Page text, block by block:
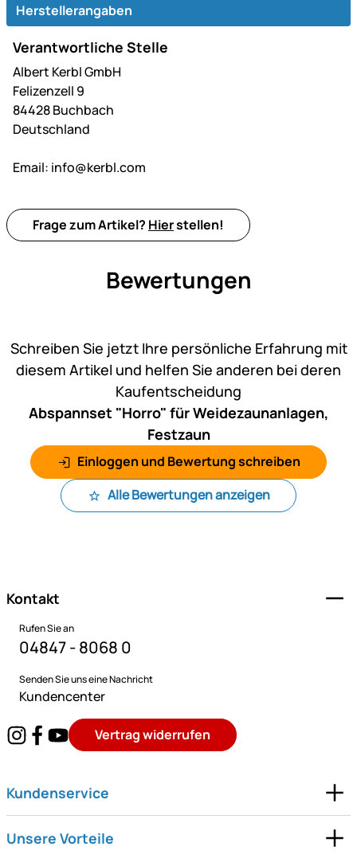
Herstellerangaben
Verantwortliche Stelle
Albert Kerbl GmbH
Felizenzell 9
84428 Buchbach
Deutschland
Email: info@kerbl.com
Frage zum Artikel? Hierstellen!
Bewertungen
Schreiben Sie jetzt Ihre persönliche Erfahrung mit
diesem Artikel und helfen Sie anderen bei deren
Kaufentscheidung
Abspannset "Horro" für Weidezaunanlagen,
Festzaun
Einloggen und Bewertung schreiben
Alle Bewertungen anzeigen
Kontakt
Rufen Sie an
04847 - 8068 0
Senden Sie uns eine Nachricht
Kundencenter
Vertrag widerrufen
Kundenservice
Unsere Vorteile